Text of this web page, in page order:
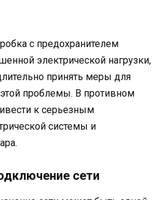
с предохранителем
электрической нагрузки,
принять меры для
проблемы. В противном
к серьезным
системы и
сети